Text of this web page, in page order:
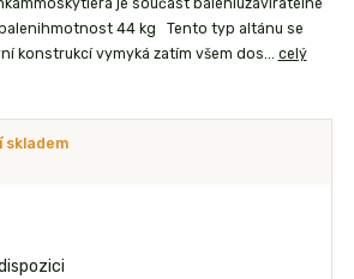
je součast baleniuzaviratelne
44 kg Tento typ altánu se
konstrukcí vymyká zatím všem dos... celý
skladem